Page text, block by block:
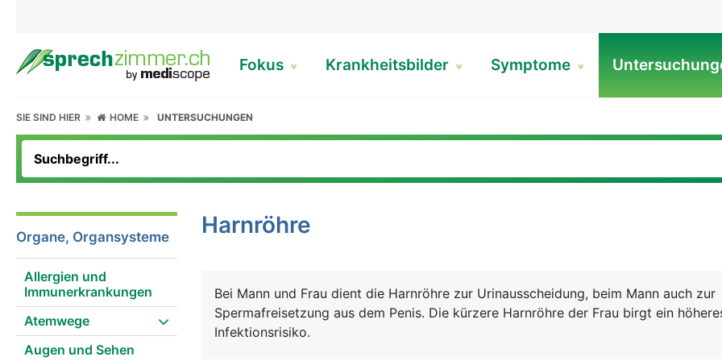
Fokus Krankheitsbilder Symptome
SIE SIND HIER HOME UNTERSUCHUNGEN
Organe, Organsysteme
Allergien und
Immunerkrankungen
Atemwege
Augen und Sehen
Harnröhre
Bei Mann und Frau dient die Harnröhre zur Urinausscheidung, beim Mann auch zur
Spermafreisetzung aus dem Penis. Die kürzere Harnröhre der Frau birgt ein
Infektionsrisiko.